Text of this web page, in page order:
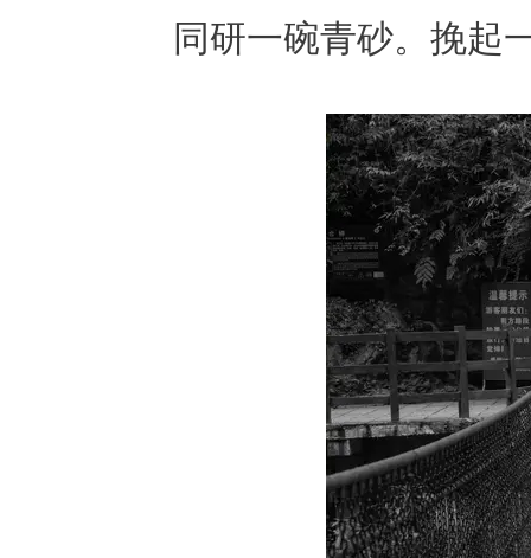
同研一碗青砂。挽起